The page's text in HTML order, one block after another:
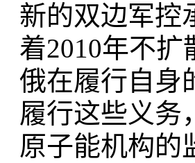
新的双边军控
着2010年不
俄在履行自身
履行这些义务
原子能机构的